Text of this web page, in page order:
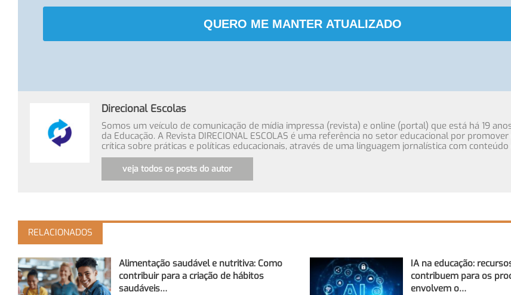
QUERO ME MANTER ATUALIZADO
Direcional Escolas
Somos um veículo de comunicação de mídia impressa (revista) e online (portal) que está há 19
da Educação. A Revista DIRECIONAL ESCOLAS é uma referência no setor educacional por
crítica sobre práticas e políticas educacionais, através de uma linguagem jornalística com
veja todos os posts do autor
RELACIONADOS
Alimentação saudável e nutritiva: Como
contribuir para a criação de hábitos
saudáveis…
IA na educação:
contribuem para os
envolvem o…